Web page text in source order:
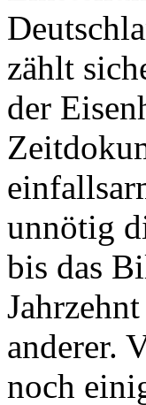
zählt
der
unnötig
bis das
anderer.
noch